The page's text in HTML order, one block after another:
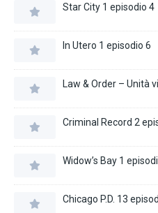
Star City 1 episodio 4
In Utero 1 episodio 6
Law & Order – Unità
Criminal Record 2
Widow’s Bay 1
Chicago P.D. 13